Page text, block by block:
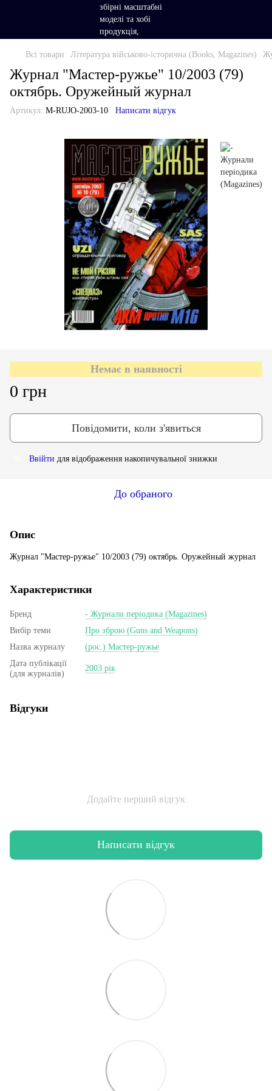
Всі товари Література військово-історична (Books, Magazines)
Журнал "Мастер-ружье" 10/2003 (79)
октябрь. Оружейный журнал
Артикул: M-RUJO-2003-10 Написати відгук
Немає в наявності
0 грн
Повідомити, коли з'явиться
Ввійти для відображення накопичувальної знижки
До обраного
Опис
Журнал "Мастер-ружье" 10/2003 (79) октябрь. Оружейный журнал
Характеристики
Бренд
- Журнали періодика (Magazines)
Вибір теми
Про зброю (Guns and Weapons)
Назва журналу
(рос.) Мастер-ружье
Дата публікації
(для журналів)
2003 рік
Відгуки
Додайте перший відгук
Написати відгук